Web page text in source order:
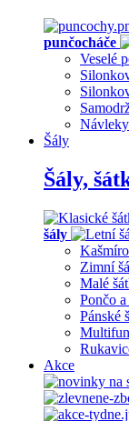
punčocháče
Veselé
Šály
Šály,
šály
Zimní
Malé
Pončo
Pánské
Akce